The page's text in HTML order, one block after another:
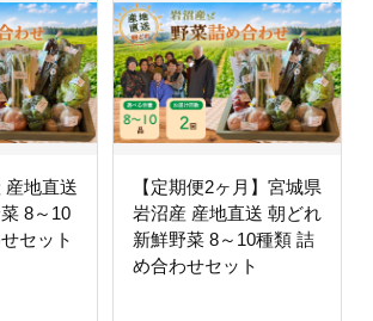
産地直送
8～10
セット
【定期便2ヶ月】宮城県
岩沼産 産地直送 朝どれ
新鮮野菜 8～10種類 詰
め合わせセット